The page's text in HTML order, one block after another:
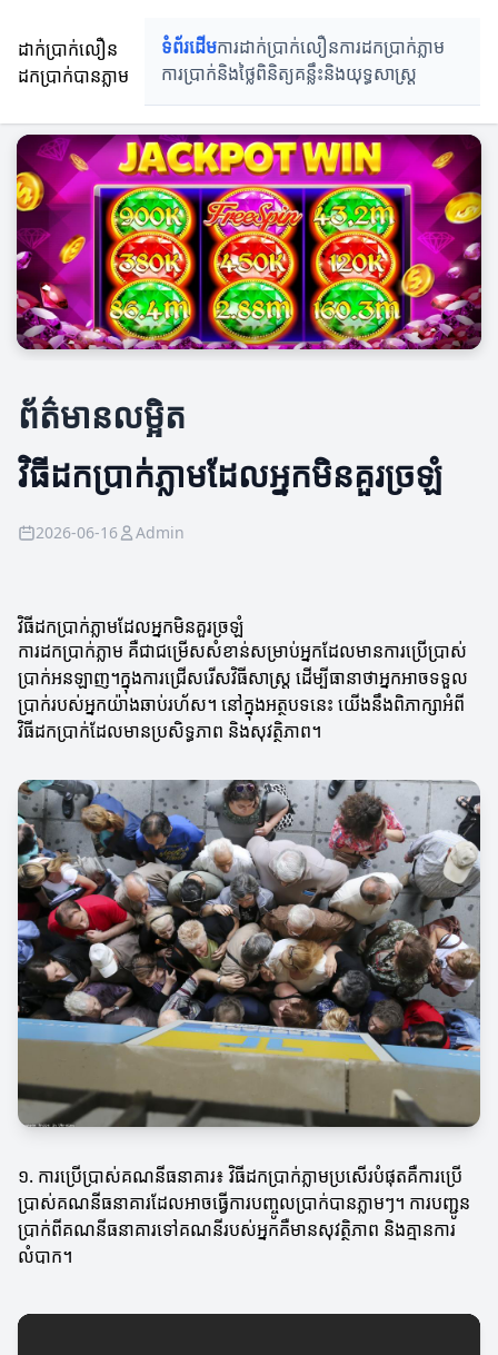
ដាក់ប្រាក់លឿន
ដកប្រាក់បានភ្លាម
ទំព័រដើមការដាក់ប្រាក់លឿនការដកប្រាក់ភ្លាម
ការប្រាក់និងថ្លៃពិនិត្យគន្លឹះនិងយុទ្ធសាស្រ្ត
ព័ត៌មានលម្អិត
វិធីដកប្រាក់ភ្លាមដែលអ្នកមិនគួរច្រឡំ
2026-06-16 Admin
វិធីដកប្រាក់ភ្លាមដែលអ្នកមិនគួរច្រឡំ
ការដកប្រាក់ភ្លាម គឺជាជម្រើសសំខាន់សម្រាប់អ្នកដែលមានការប្រើប្រាស់
ប្រាក់អនឡាញ។ក្នុងការជ្រើសរើសវិធីសាស្រ្ត ដើម្បីធានាថាអ្នកអាចទទួល
ប្រាក់របស់អ្នកយ៉ាងឆាប់រហ័ស។ នៅក្នុងអត្ថបទនេះ យើងនឹងពិភាក្សាអំពី
វិធីដកប្រាក់ដែលមានប្រសិទ្ធភាព និងសុវត្ថិភាព។
១. ការប្រើប្រាស់គណនីធនាគារ៖ វិធីដកប្រាក់ភ្លាមប្រសើរបំផុតគឺការប្រើ
ប្រាស់គណនីធនាគារដែលអាចធ្វើការបញ្ចូលប្រាក់បានភ្លាមៗ។ ការបញ្ជូន
ប្រាក់ពីគណនីធនាគារទៅគណនីរបស់អ្នកគឺមានសុវត្ថិភាព និងគ្មានការ
លំបាក។